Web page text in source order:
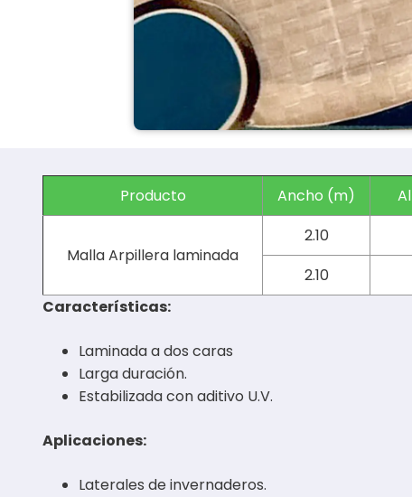
Producto Ancho (m)
Malla Arpillera laminada
2.10
2.10
Características:
Laminada a dos caras
Larga duración.
Estabilizada con aditivo U.V.
Aplicaciones:
Laterales de invernaderos.